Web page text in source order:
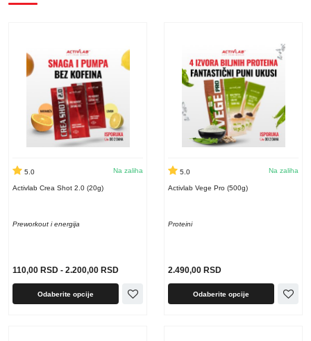
5.0 Na zaliha
Activlab Crea Shot 2.0 (20g)
Preworkout i energija
110,00 RSD - 2.200,00 RSD
Odaberite opcije
5.0 Na zaliha
Activlab Vege Pro (500g)
Proteini
2.490,00 RSD
Odaberite opcije